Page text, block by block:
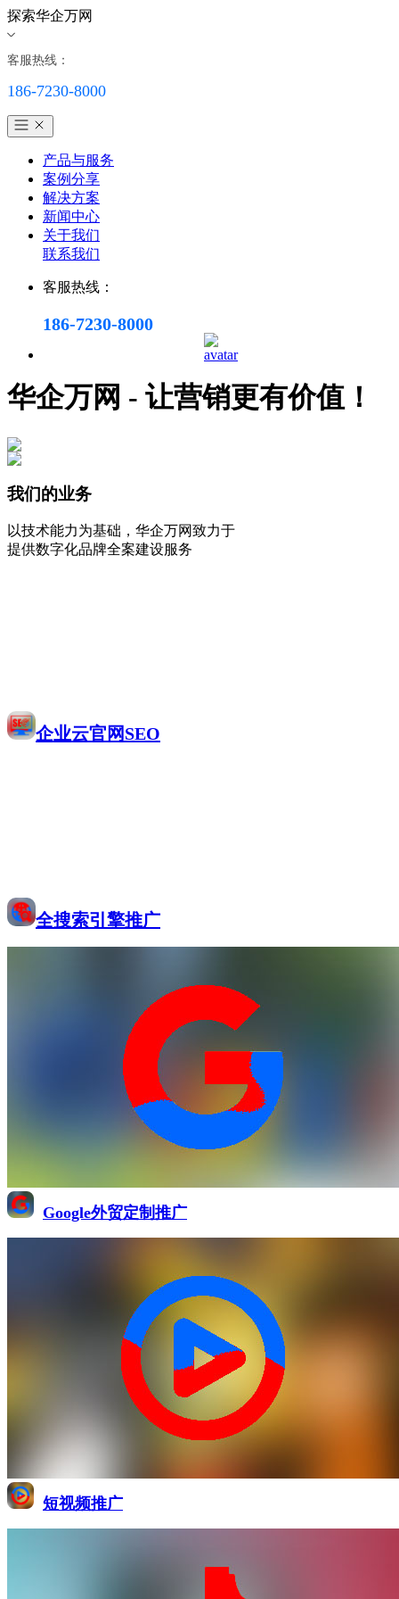
探索华企万网
客服热线：
186-7230-8000
产品与服务
案例分享
解决方案
新闻中心
关于我们
联系我们
客服热线：
186-7230-8000
华企万网 - 让营销更有价值！
我们的业务
以技术能力为基础，华企万网致力于
提供数字化品牌全案建设服务
企业云官网SEO
全搜索引擎推广
Google外贸定制推广
短视频推广